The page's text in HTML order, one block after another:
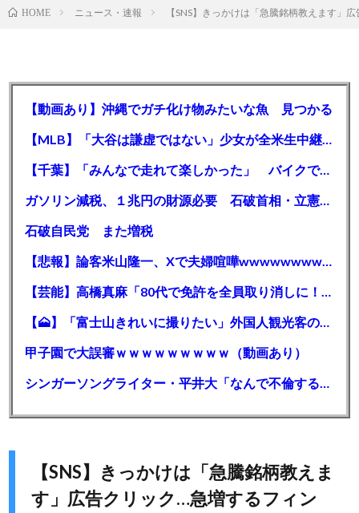
HOME ニュース・速報 【SNS】きっかけは「急騰銘柄教えます
【動画あり】沖縄でガチ化け物みたいな魚 見つかる
【MLB】「大谷は謙虚ではない」少女が全米生中継で突然の大谷翔平批判 サイン無視された過去明かす
【千葉】「みんなで走れて楽しかった」 バイクでバースデー集団暴走 男女５７人を書類送検 SNSで参加者募る
ガソリン減税、１兆円の財源必要 石破首相・立憲野田氏「財源は死に物狂いで確保しなければならない」「本当に死に物狂いで」
石破自民党 また増税
【悲報】論客米山隆一、Xで夫婦喧嘩wwwwwwwwwwww
【芸能】高橋真麻「80代で免許を全員取り消しに！」 高齢ドライバーの事故問題で、高齢者の運転免許取り消し法を提案
【🗻】「富士山きれいに撮りたい」外国人観光客のレンタカー事故が急増…「ハンドルが逆で慣れず」、道の狭さも
甲子園で大誤審ｗｗｗｗｗｗｗｗｗ（動画あり）
シンガーソングライター・平井大「なんで不倫するか知ってる？妥協で結婚するからさ。」←浅すぎると大炎上
【SNS】きっかけは「急騰銘柄教えま
す」広告クリック…急増するフィン